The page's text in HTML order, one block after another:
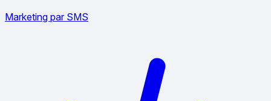
Marketing par SMS